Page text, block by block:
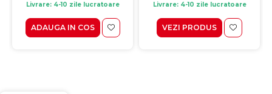
Livrare: 4-10 zile lucratoare
ADAUGA IN COS
Livrare: 4-10 zile lucratoare
VEZI PRODUS